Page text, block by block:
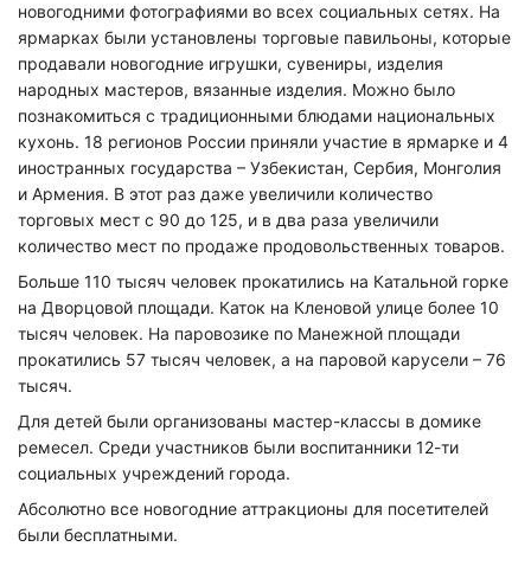
новогодними фотографиями во всех социальных сетях. На
ярмарках были установлены торговые павильоны, которые
продавали новогодние игрушки, сувениры, изделия
народных мастеров, вязанные изделия. Можно было
познакомиться с традиционными блюдами национальных
кухонь. 18 регионов России приняли участие в ярмарке и 4
иностранных государства – Узбекистан, Сербия, Монголия
и Армения. В этот раз даже увеличили количество
торговых мест с 90 до 125, и в два раза увеличили
количество мест по продаже продовольственных товаров.
Больше 110 тысяч человек прокатились на Катальной горке
на Дворцовой площади. Каток на Кленовой улице более 10
тысяч человек. На паровозике по Манежной площади
прокатились 57 тысяч человек, а на паровой карусели – 76
тысяч.
Для детей были организованы мастер-классы в домике
ремесел. Среди участников были воспитанники 12-ти
социальных учреждений города.
Абсолютно все новогодние аттракционы для посетителей
были бесплатными.